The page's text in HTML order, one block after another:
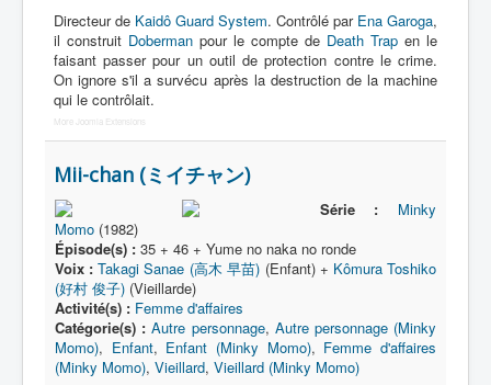
Nom
Catégorie
Activité
Directeur de Kaidô Guard System. Contrôlé par Ena Garoga,
il construit Doberman pour le compte de Death Trap en le
faisant passer pour un outil de protection contre le crime.
On ignore s'il a survécu après la destruction de la machine
qui le contrôlait.
More Joomla Extensions
Mii-chan (ミイチャン)
Série :
Minky
Momo (1982)
Épisode(s) : 35 + 46 + Yume no naka no ronde
Voix : Takagi Sanae (高木 早苗) (Enfant) + Kômura Toshiko
(好村 俊子) (Vieillarde)
Activité(s) : Femme d'affaires
Catégorie(s) : Autre personnage, Autre personnage (Minky
Momo), Enfant, Enfant (Minky Momo), Femme d'affaires
(Minky Momo), Vieillard, Vieillard (Minky Momo)